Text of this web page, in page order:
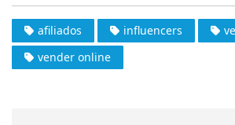
afiliados influencers
vender online